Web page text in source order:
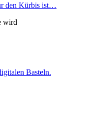
den Kürbis ist…
wird
Basteln.